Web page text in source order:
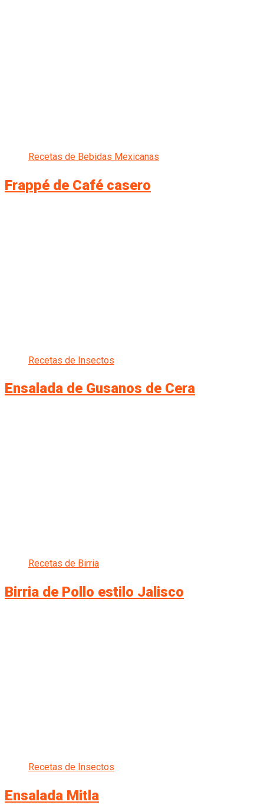
Recetas de Bebidas Mexicanas
Frappé de Café casero
Recetas de Insectos
Ensalada de Gusanos de Cera
Recetas de Birria
Birria de Pollo estilo Jalisco
Recetas de Insectos
Ensalada Mitla